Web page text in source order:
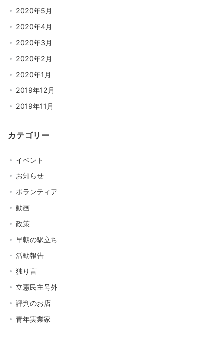
2020年5月
2020年4月
2020年3月
2020年2月
2020年1月
2019年12月
2019年11月
カテゴリー
イベント
お知らせ
ボランティア
動画
政策
早朝の駅立ち
活動報告
独り言
立憲民主号外
評判のお店
青年実業家